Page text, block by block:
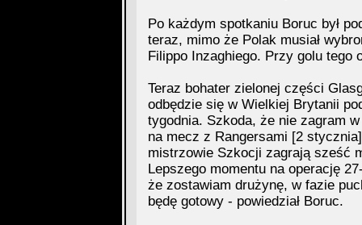
Po każdym spotkaniu Boruc był
teraz, mimo że Polak musiał
Filippo Inzaghiego. Przy golu tego
Teraz bohater zielonej części
odbędzie się w Wielkiej Brytanii
tygodnia. Szkoda, że nie zagram
na mecz z Rangersami [2
mistrzowie Szkocji zagrają sześć
Lepszego momentu na operację
że zostawiam drużynę, w fazie
będę gotowy - powiedział Boruc.